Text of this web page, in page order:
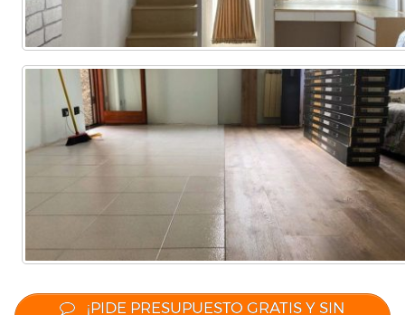
¡PIDE PRESUPUESTO GRATIS Y SIN